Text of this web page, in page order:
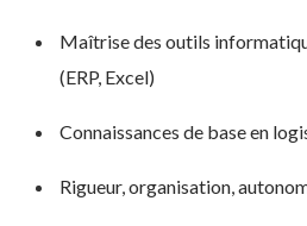
Maîtrise des outils
(ERP, Excel)
Connaissances de base en
Rigueur, organisation,